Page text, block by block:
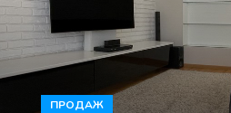
ПРОДАЖ